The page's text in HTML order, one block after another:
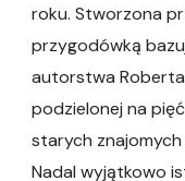
roku. Stworzona
przygodówką
autorstwa
podzielonej na
starych
Nadal wyjątkowo